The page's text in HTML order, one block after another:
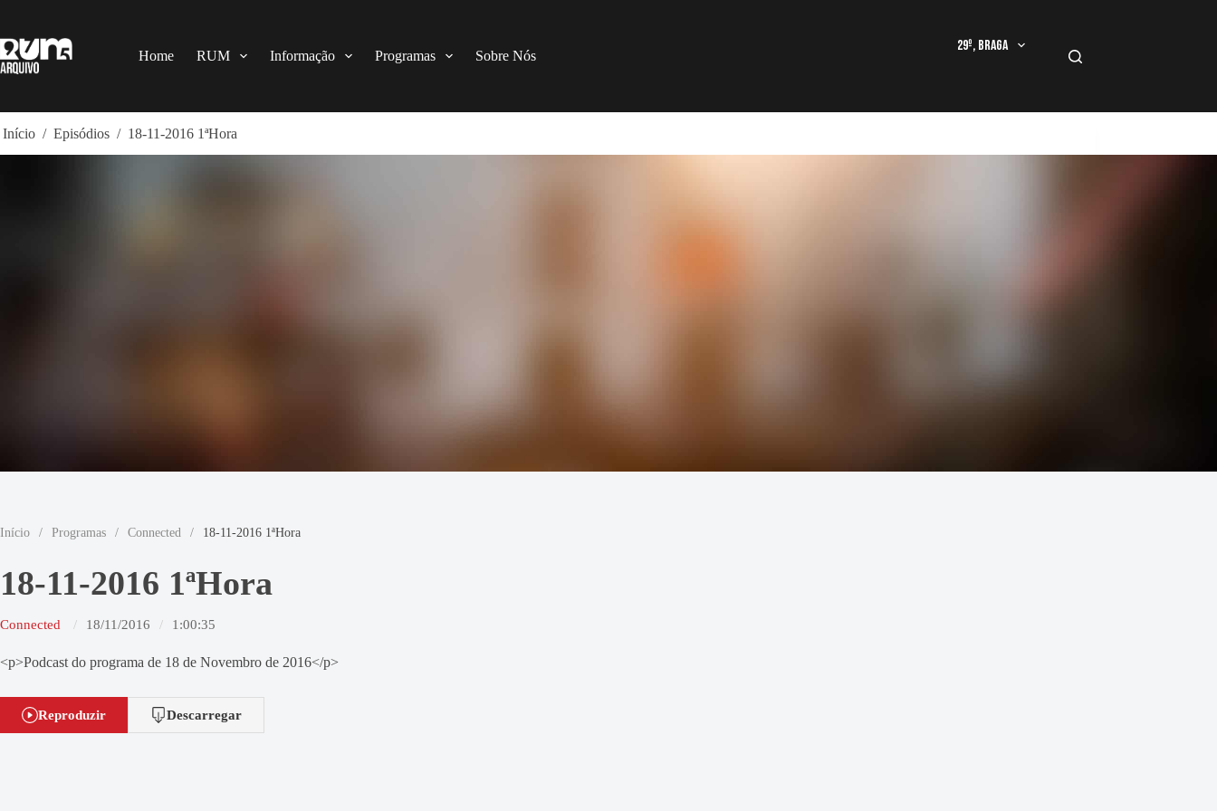
o
conteúdo
Home RUM Informação Programas Sobre Nós
29º, Braga
Início / Episódios / 18-11-2016 1ªHora
Início / Programas / Connected / 18-11-2016 1ªHora
18-11-2016 1ªHora
Connected 18/11/2016 1:00:35
<p>Podcast do programa de 18 de Novembro de 2016</p>
Reproduzir Descarregar